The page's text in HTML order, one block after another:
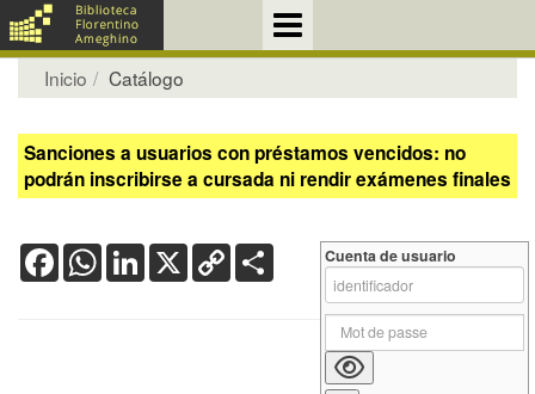
Inicio Catálogo
Sanciones a usuarios con préstamos vencidos: no
podrán inscribirse a cursada ni rendir exámenes finales
FacebookWhatsApp
LinkedIn
X Copy
Link
Cuenta de usuario